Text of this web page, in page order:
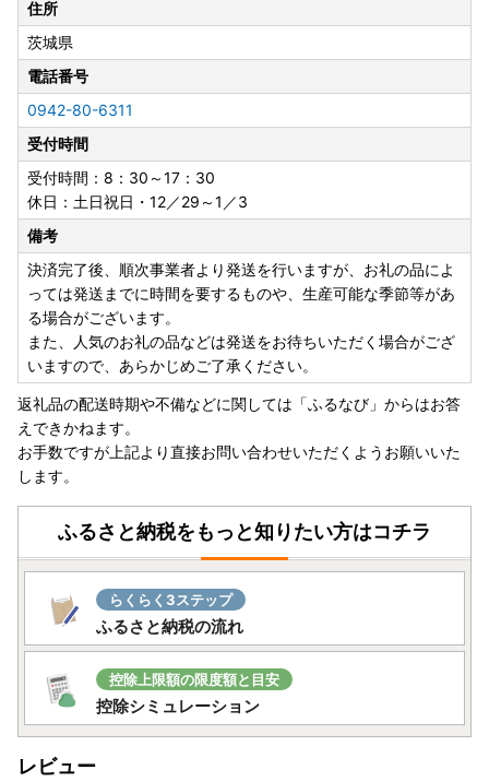
住所
茨城県
電話番号
0942-80-6311
受付時間
受付時間：8：30～17：30
休日：土日祝日・12／29～1／3
備考
決済完了後、順次事業者より発送を行いますが、お礼の品によ
っては発送までに時間を要するものや、生産可能な季節等があ
る場合がございます。
また、人気のお礼の品などは発送をお待ちいただく場合がござ
いますので、あらかじめご了承ください。
返礼品の配送時期や不備などに関しては「ふるなび」からはお答
えできかねます。
お手数ですが上記より直接お問い合わせいただくようお願いいた
します。
ふるさと納税をもっと知りたい方はコチラ
らくらく3ステップ
ふるさと納税の流れ
控除上限額の限度額と目安
控除シミュレーション
レビュー